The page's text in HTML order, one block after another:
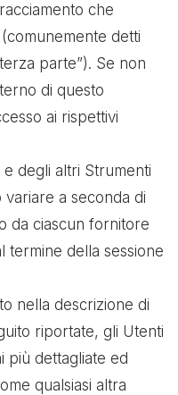
che
detti
parte”). Se non
di questo
ai rispettivi
degli altri Strumenti
variare a seconda di
da ciascun fornitore
termine della sessione
nella descrizione di
riportate, gli Utenti
più dettagliate ed
qualsiasi altra